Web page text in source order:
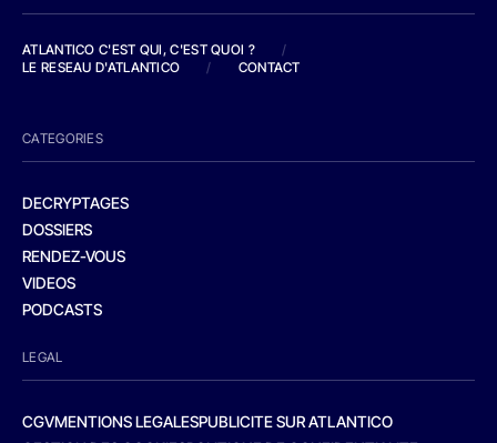
ATLANTICO C'EST QUI, C'EST QUOI ?
/
LE RESEAU D'ATLANTICO
/ CONTACT
CATEGORIES
DECRYPTAGES
DOSSIERS
RENDEZ-VOUS
VIDEOS
PODCASTS
LEGAL
CGVMENTIONS LEGALESPUBLICITE SUR ATLANTICO